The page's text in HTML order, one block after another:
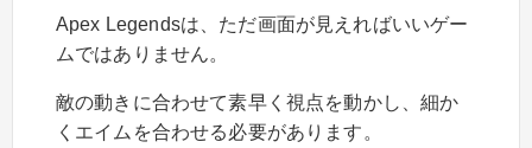
Apex Legendsは、ただ画面が見えればいいゲー
ムではありません。
敵の動きに合わせて素早く視点を動かし、細か
くエイムを合わせる必要があります。